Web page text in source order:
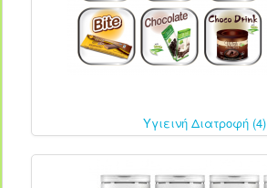
Υγιεινή Διατροφή (4)